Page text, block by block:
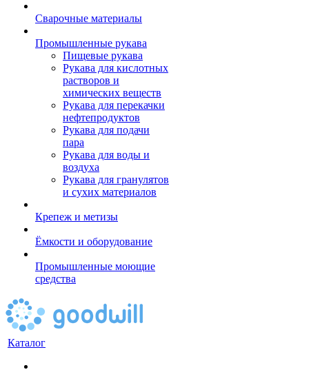
Сварочные материалы
Промышленные рукава
Пищевые рукава
Рукава для кислотных
растворов и
химических веществ
Рукава для перекачки
нефтепродуктов
Рукава для подачи
пара
Рукава для воды и
воздуха
Рукава для гранулятов
и сухих материалов
Крепеж и метизы
Ёмкости и оборудование
Промышленные моющие
средства
Каталог